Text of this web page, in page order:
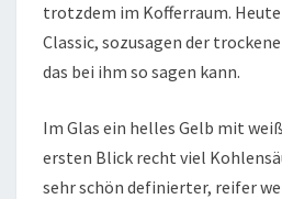
trotzdem im Kofferraum.
Classic, sozusagen der
das bei ihm so sagen kann.
Im Glas ein helles Gelb mit
ersten Blick recht viel
sehr schön definierter, reifer